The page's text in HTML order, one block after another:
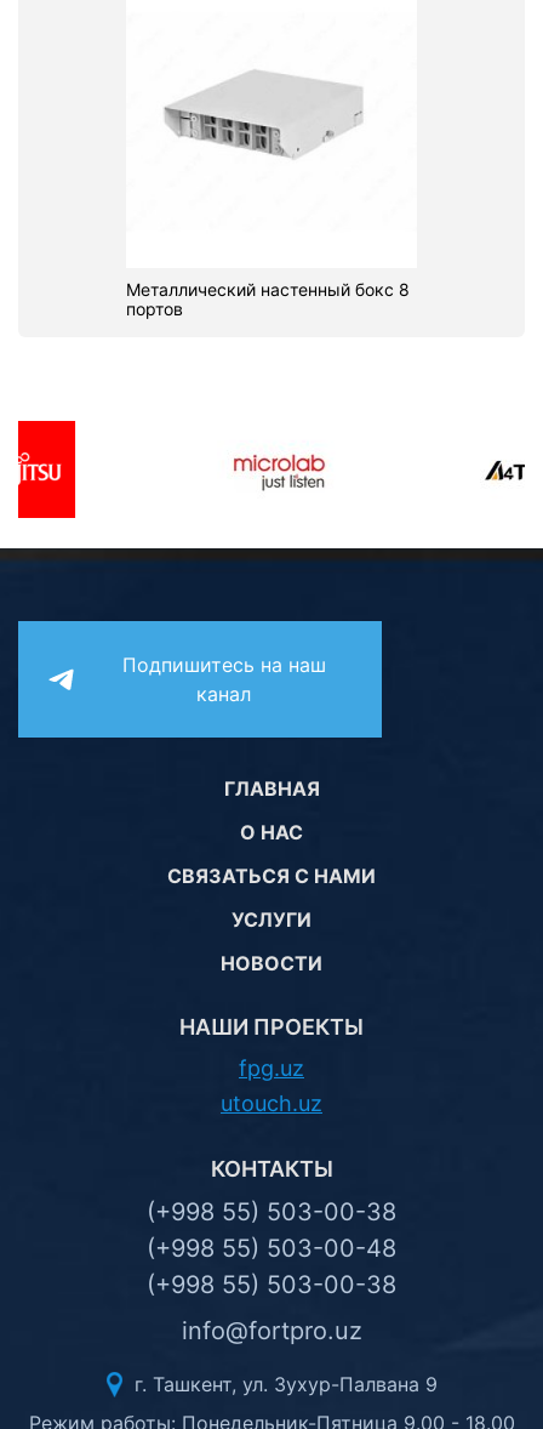
Металлический настенный бокс 8
портов
Подпишитесь на наш
канал
ГЛАВНАЯ
О НАС
СВЯЗАТЬСЯ С НАМИ
УСЛУГИ
НОВОСТИ
НАШИ ПРОЕКТЫ
fpg.uz
utouch.uz
КОНТАКТЫ
(+998 55) 503-00-38
(+998 55) 503-00-48
(+998 55) 503-00-38
info@fortpro.uz
г. Ташкент, ул. Зухур-Палвана 9
Режим работы: Понедельник-Пятница 9.00 - 18.00